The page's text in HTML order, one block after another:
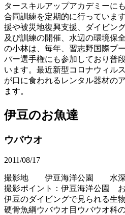
タースキルアップアカデミーに
合同訓練を定期的に行っていま
援や被災地復興支援、ダイビン
及び訓練の開催、水辺の環境保
の小林は、毎年、習志野国際プ
パー選手権にも参加しており普
います。最近新型コロナウィル
が口に食われるレンタル器材の
ます。
伊豆のお魚達
ウバウオ
2011/08/17
撮影地 伊豆海洋公園 水深
撮影ポイント：伊豆海洋公園
伊豆のダイビングで見られる生物
硬骨魚綱ウバウオ目ウバウオ科